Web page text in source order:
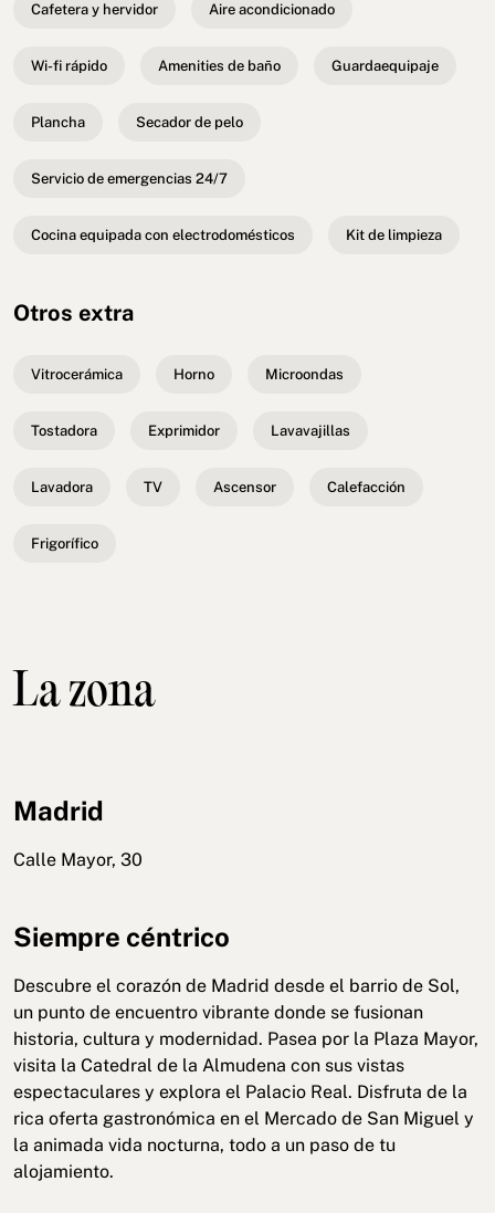
Cafetera y hervidor Aire acondicionado
Wi-fi rápido Amenities de baño Guardaequipaje
Plancha Secador de pelo
Servicio de emergencias 24/7
Cocina equipada con electrodomésticos Kit de limpieza
Otros extra
Vitrocerámica Horno Microondas
Tostadora Exprimidor Lavavajillas
Lavadora TV Ascensor Calefacción
Frigorífico
La zona
Madrid
Calle Mayor, 30
Siempre céntrico
Descubre el corazón de Madrid desde el barrio de Sol,
un punto de encuentro vibrante donde se fusionan
historia, cultura y modernidad. Pasea por la Plaza Mayor,
visita la Catedral de la Almudena con sus vistas
espectaculares y explora el Palacio Real. Disfruta de la
rica oferta gastronómica en el Mercado de San Miguel y
la animada vida nocturna, todo a un paso de tu
alojamiento.